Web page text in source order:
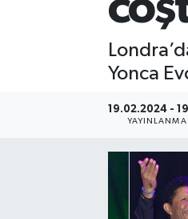
Yonca
19.02.2024 -
YAYINLANMA